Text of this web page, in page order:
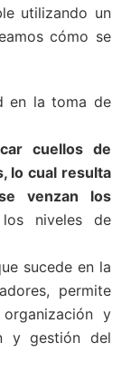
utilizando un
cómo se
en la toma de
cuellos de
lo cual resulta
venzan los
niveles de
sucede en la
permite
y
y gestión del